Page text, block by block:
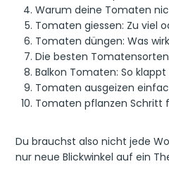
Warum deine Tomaten
Tomaten giessen: Zu viel
Tomaten düngen: Was
Die besten
Balkon Tomaten: So
Tomaten ausgeizen
Tomaten pflanzen Schritt
Du brauchst also nicht jede
nur neue Blickwinkel auf ein